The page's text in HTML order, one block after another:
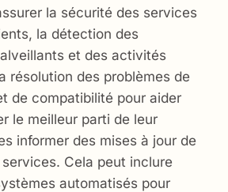
la sécurité des services
la détection des
et des activités
résolution des problèmes de
de compatibilité pour aider
le meilleur parti de leur
informer des mises à jour de
Cela peut inclure
automatisés pour